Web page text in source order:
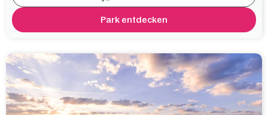
Park entdecken